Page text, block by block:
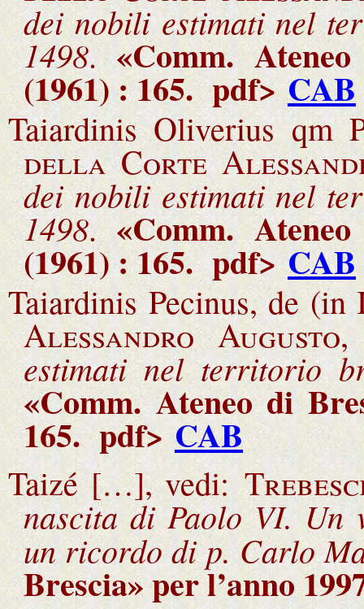
dei nobili estimati nel
1498.«Comm.
(1961) : 165.pdf>CAB
Taiardinis Oliverius
della Corte
dei nobili estimati nel
1498.«Comm.
(1961) : 165.pdf> CAB
Taiardinis Pecinus, de (in
Alessandro Augusto,
estimati nel territorio
«Comm. Ateneo di
165.pdf> CAB
Taizé […], vedi:
nascita di Paolo VI. Un
un ricordo di p. Carlo
Brescia» per l’anno